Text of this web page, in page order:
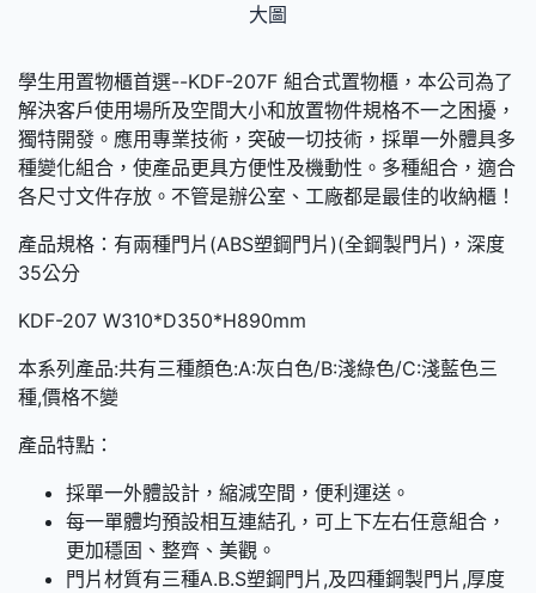
大圖
學生用置物櫃首選--KDF-207F 組合式置物櫃，本公司為了
解決客戶使用場所及空間大小和放置物件規格不一之困擾，
獨特開發。應用專業技術，突破一切技術，採單一外體具多
種變化組合，使產品更具方便性及機動性。多種組合，適合
各尺寸文件存放。不管是辦公室、工廠都是最佳的收納櫃！
產品規格：有兩種門片(ABS塑鋼門片)(全鋼製門片)，深度
35公分
KDF-207 W310*D350*H890mm
本系列產品:共有三種顏色:A:灰白色/B:淺綠色/C:淺藍色三
種,價格不變
產品特點：
採單一外體設計，縮減空間，便利運送。
每一單體均預設相互連結孔，可上下左右任意組合，
更加穩固、整齊、美觀。
門片材質有三種A.B.S塑鋼門片,及四種鋼製門片,厚度